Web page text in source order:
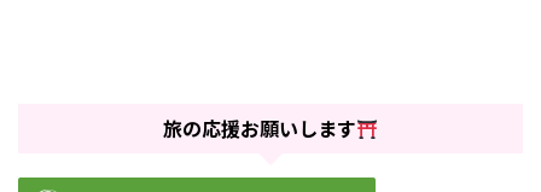
旅の応援お願いします